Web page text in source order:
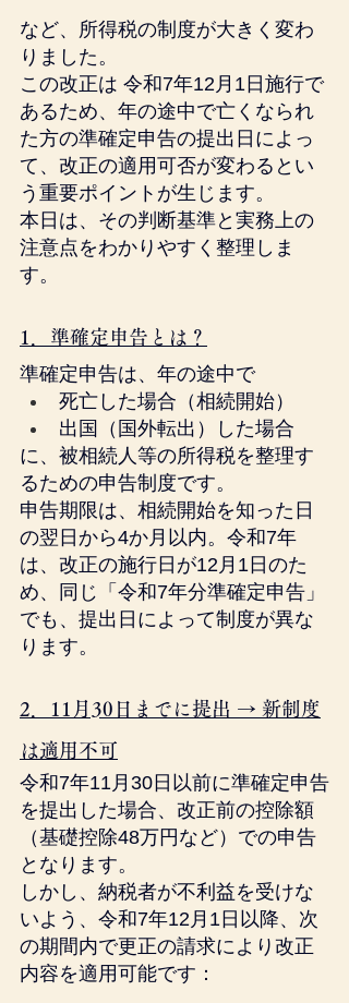
など、所得税の制度が大きく変わ
りました。
この改正は 令和7年12月1日施行で
あるため、年の途中で亡くなられ
た方の準確定申告の提出日によっ
て、改正の適用可否が変わるとい
う重要ポイントが生じます。
本日は、その判断基準と実務上の
注意点をわかりやすく整理しま
す。
1．準確定申告とは？
準確定申告は、年の途中で
死亡した場合（相続開始）
出国（国外転出）した場合
に、被相続人等の所得税を整理す
るための申告制度です。
申告期限は、相続開始を知った日
の翌日から4か月以内。令和7年
は、改正の施行日が12月1日のた
め、同じ「令和7年分準確定申告」
でも、提出日によって制度が異な
ります。
2．11月30日までに提出 → 新制度
は適用不可
令和7年11月30日以前に準確定申告
を提出した場合、改正前の控除額
（基礎控除48万円など）での申告
となります。
しかし、納税者が不利益を受けな
いよう、令和7年12月1日以降、次
の期間内で更正の請求により改正
内容を適用可能です：